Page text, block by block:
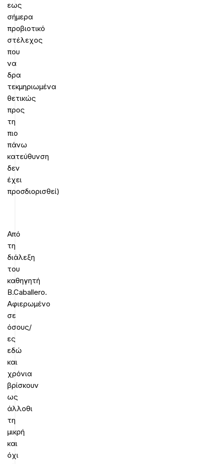
εως
σήμερα
προβιοτικό
στέλεχος
που
να
δρα
τεκμηριωμένα
θετικώς
προς
τη
πιο
πάνω
κατεύθυνση
δεν
έχει
προσδιορισθεί)
Από
τη
διάλεξη
του
καθηγητή
B.Caballero.
Αφιερωμένο
σε
όσους/
ες
εδώ
και
χρόνια
βρίσκουν
ως
άλλοθι
τη
μικρή
και
όχι